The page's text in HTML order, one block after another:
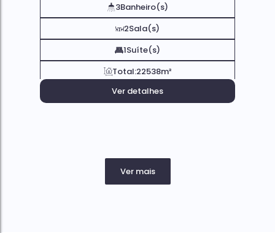
3Banheiro(s)
2Sala(s)
1Suíte(s)
Total:22538m²
Ver detalhes